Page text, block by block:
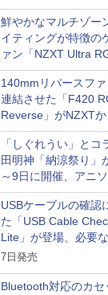
鮮やかなマルチゾー
イティングが特徴の
ァン「NZXT Ultra
発売、計8製品
140mmリバースフ
連結させた「F420
Reverse」がNZXTか
一フレーム採用
「しぐれうい」とコ
田明神「納涼祭り」
～9日に開催、アニソ
りや屋台グルメなど
USBケーブルの確認
た「USB Cable
Lite」が登場、必要な
凝縮しコンパクトに
7日発売
Bluetooth対応のカセ